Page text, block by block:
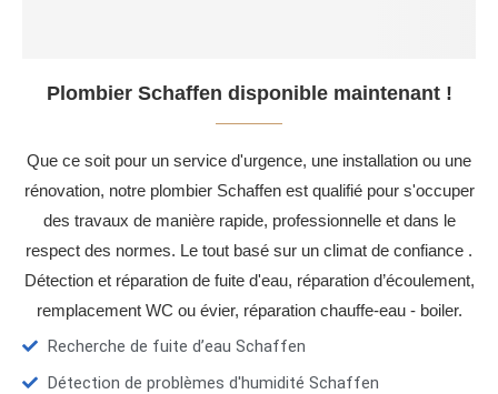
Plombier Schaffen disponible maintenant !
Que ce soit pour un service d'urgence, une installation ou une
rénovation, notre plombier Schaffen est qualifié pour s'occuper
des travaux de manière rapide, professionnelle et dans le
respect des normes. Le tout basé sur un climat de confiance .
Détection et réparation de fuite d'eau, réparation d’écoulement,
remplacement WC ou évier, réparation chauffe-eau - boiler.
Recherche de fuite d’eau Schaffen
Détection de problèmes d'humidité Schaffen